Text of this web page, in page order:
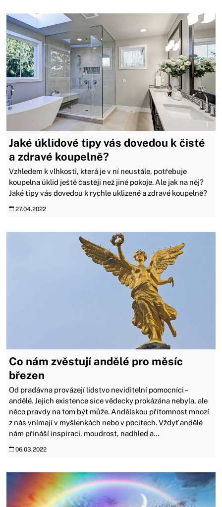
Jaké úklidové tipy vás dovedou k čisté
a zdravé koupelně?
Vzhledem k vlhkosti, která je v ní neustále, potřebuje
koupelna úklid ještě častěji než jiné pokoje. Ale jak na něj?
Jaké tipy vás dovedou k rychle uklizené a zdravé koupelně?
27.04.2022
Co nám zvěstují andělé pro měsíc
březen
Od pradávna provázejí lidstvo neviditelní pomocníci –
andělé. Jejich existence sice vědecky prokázána nebyla, ale
něco pravdy na tom být může. Andělskou přítomnost mnozí
z nás vnímají v myšlenkách nebo v pocitech. Vždyť andělé
nám přináší inspiraci, moudrost, nadhled a...
06.03.2022